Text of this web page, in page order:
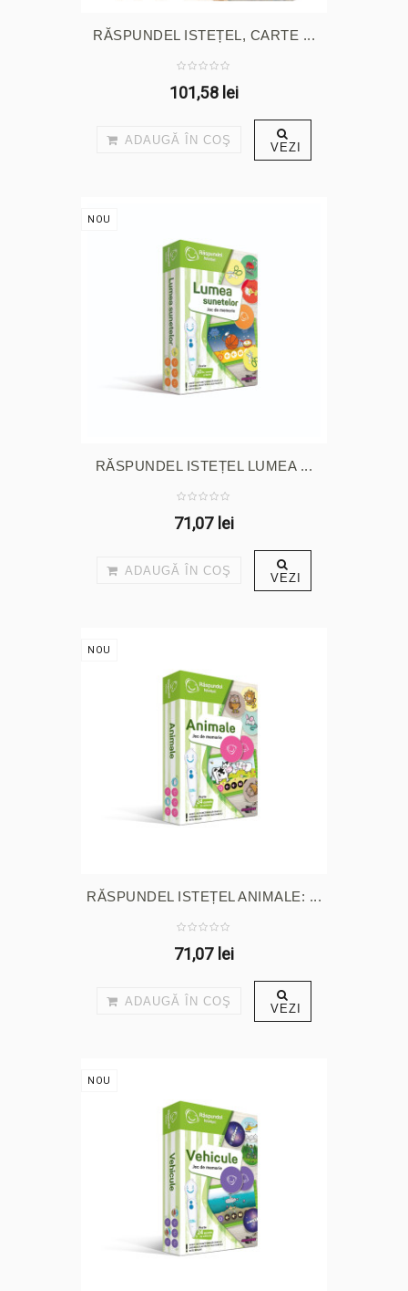
RĂSPUNDEL ISTEȚEL, CARTE ...
101,58 lei
ADAUGĂ ÎN COŞ VEZI
NOU
RĂSPUNDEL ISTEȚEL LUMEA ...
71,07 lei
ADAUGĂ ÎN COŞ VEZI
NOU
RĂSPUNDEL ISTEȚEL ANIMALE: ...
71,07 lei
ADAUGĂ ÎN COŞ VEZI
NOU